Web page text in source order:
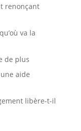
renonçant
va la
de plus
aide
libère-t-il